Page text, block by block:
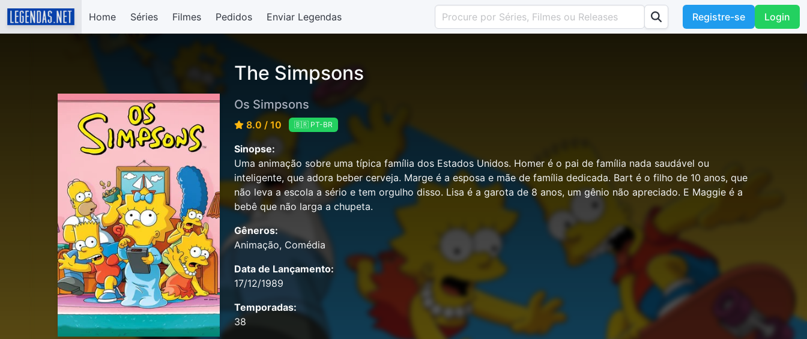
Home Séries Filmes Pedidos Enviar Legendas Registre-se Login
The Simpsons
Os Simpsons
8.0 / 10 🇧🇷 PT-BR
Sinopse:
Uma animação sobre uma típica família dos Estados Unidos. Homer é o pai de família nada saudável ou
inteligente, que adora beber cerveja. Marge é a esposa e mãe de família dedicada. Bart é o filho de 10 anos, que
não leva a escola a sério e tem orgulho disso. Lisa é a garota de 8 anos, um gênio não apreciado. E Maggie é a
bebê que não larga a chupeta.
Gêneros:
Animação, Comédia
Data de Lançamento:
17/12/1989
Temporadas:
38